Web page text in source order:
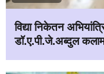
विद्या निकेतन
डॉ.ए.पी.जे.अब्दुल कलाम